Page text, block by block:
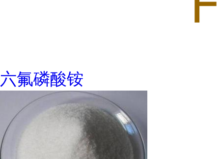
六氟磷酸铵